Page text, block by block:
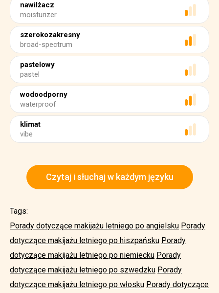
nawilżacz
moisturizer
szerokozakresny
broad-spectrum
pastelowy
pastel
wodoodporny
waterproof
klimat
vibe
Czytaj i słuchaj w każdym języku
Tags:
Porady dotyczące makijażu letniego po angielsku Porady
dotyczące makijażu letniego po hiszpańsku Porady
dotyczące makijażu letniego po niemiecku Porady
dotyczące makijażu letniego po szwedzku Porady
dotyczące makijażu letniego po włosku Porady dotyczące